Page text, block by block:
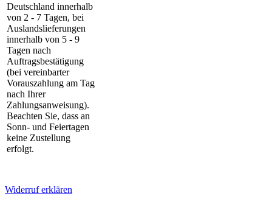
Deutschland innerhalb
von 2 - 7 Tagen, bei
Auslandslieferungen
innerhalb von 5 - 9
Tagen nach
Auftragsbestätigung
(bei vereinbarter
Vorauszahlung am Tag
nach Ihrer
Zahlungsanweisung).
Beachten Sie, dass an
Sonn- und Feiertagen
keine Zustellung
erfolgt.
Widerruf erklären